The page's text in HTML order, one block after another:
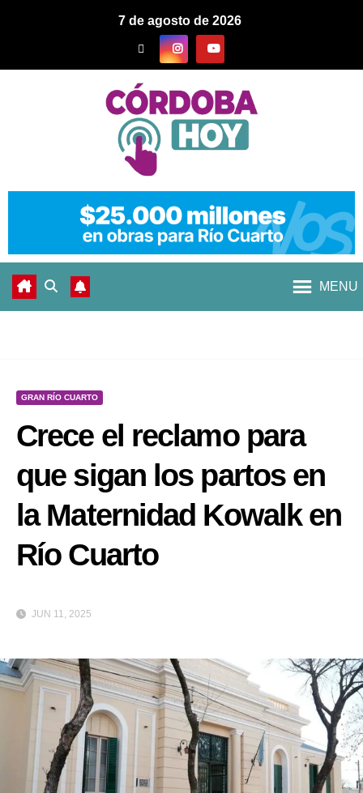
7 de agosto de 2026
MENU
GRAN RÍO CUARTO
Crece el reclamo para
que sigan los partos en
la Maternidad Kowalk en
Río Cuarto
JUN 11, 2025